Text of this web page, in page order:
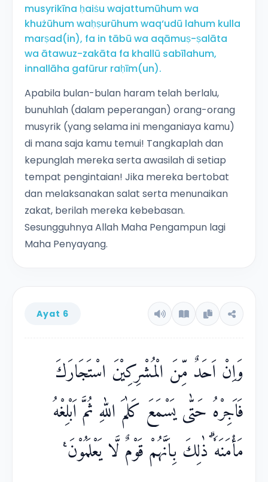
musyrikīna ḥaiṡu wajattumūhum wa
khużūhum waḥṣurūhum waq‘udū lahum kulla
marṣad(in), fa in tābū wa aqāmuṣ-ṣalāta
wa ātawuz-zakāta fa khallū sabīlahum,
innallāha gafūrur raḥīm(un).
Apabila bulan-bulan haram telah berlalu,
bunuhlah (dalam peperangan) orang-orang
musyrik (yang selama ini menganiaya kamu)
di mana saja kamu temui! Tangkaplah dan
kepunglah mereka serta awasilah di setiap
tempat pengintaian! Jika mereka bertobat
dan melaksanakan salat serta menunaikan
zakat, berilah mereka kebebasan.
Sesungguhnya Allah Maha Pengampun lagi
Maha Penyayang.
Ayat 6
وَاِنْ اَحَدٌ مِّنَ الْمُشْرِكِيْنَ اسْتَجَارَكَ
فَاَجِرْهُ حَتّٰى يَسْمَعَ كَلٰمَ اللّٰهِ ثُمَّ اَبْلِغْهُ
مَأْمَنَهٗ ۗذٰلِكَ بِاَنَّهُمْ قَوْمٌ لَّا يَعْلَمُوْنَ ࣖ